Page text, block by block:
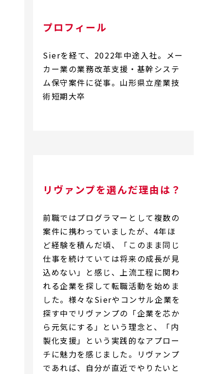
プロフィール
Sierを経て、2022年中途入社。メー
カー業の業務改革支援・基幹システ
ム保守案件に従事。⼭形県⽴産業技
術短期⼤卒
リヴァンプを選んだ理由は？
前職ではプログラマーとして複数の
案件に携わっていましたが、4年ほ
ど経験を積んだ頃、「このまま同じ
仕事を続けていては将来の成長が見
込めない」と感じ、上流工程に関わ
れる企業を探して転職活動を始めま
した。様々なSierやコンサル企業を
探す中でリヴァンプの「企業を芯か
ら元気にする」という理念と、「内
製化支援」という実践的なアプロー
チに魅力を感じました。リヴァンプ
であれば、自分が直近でやりたいと